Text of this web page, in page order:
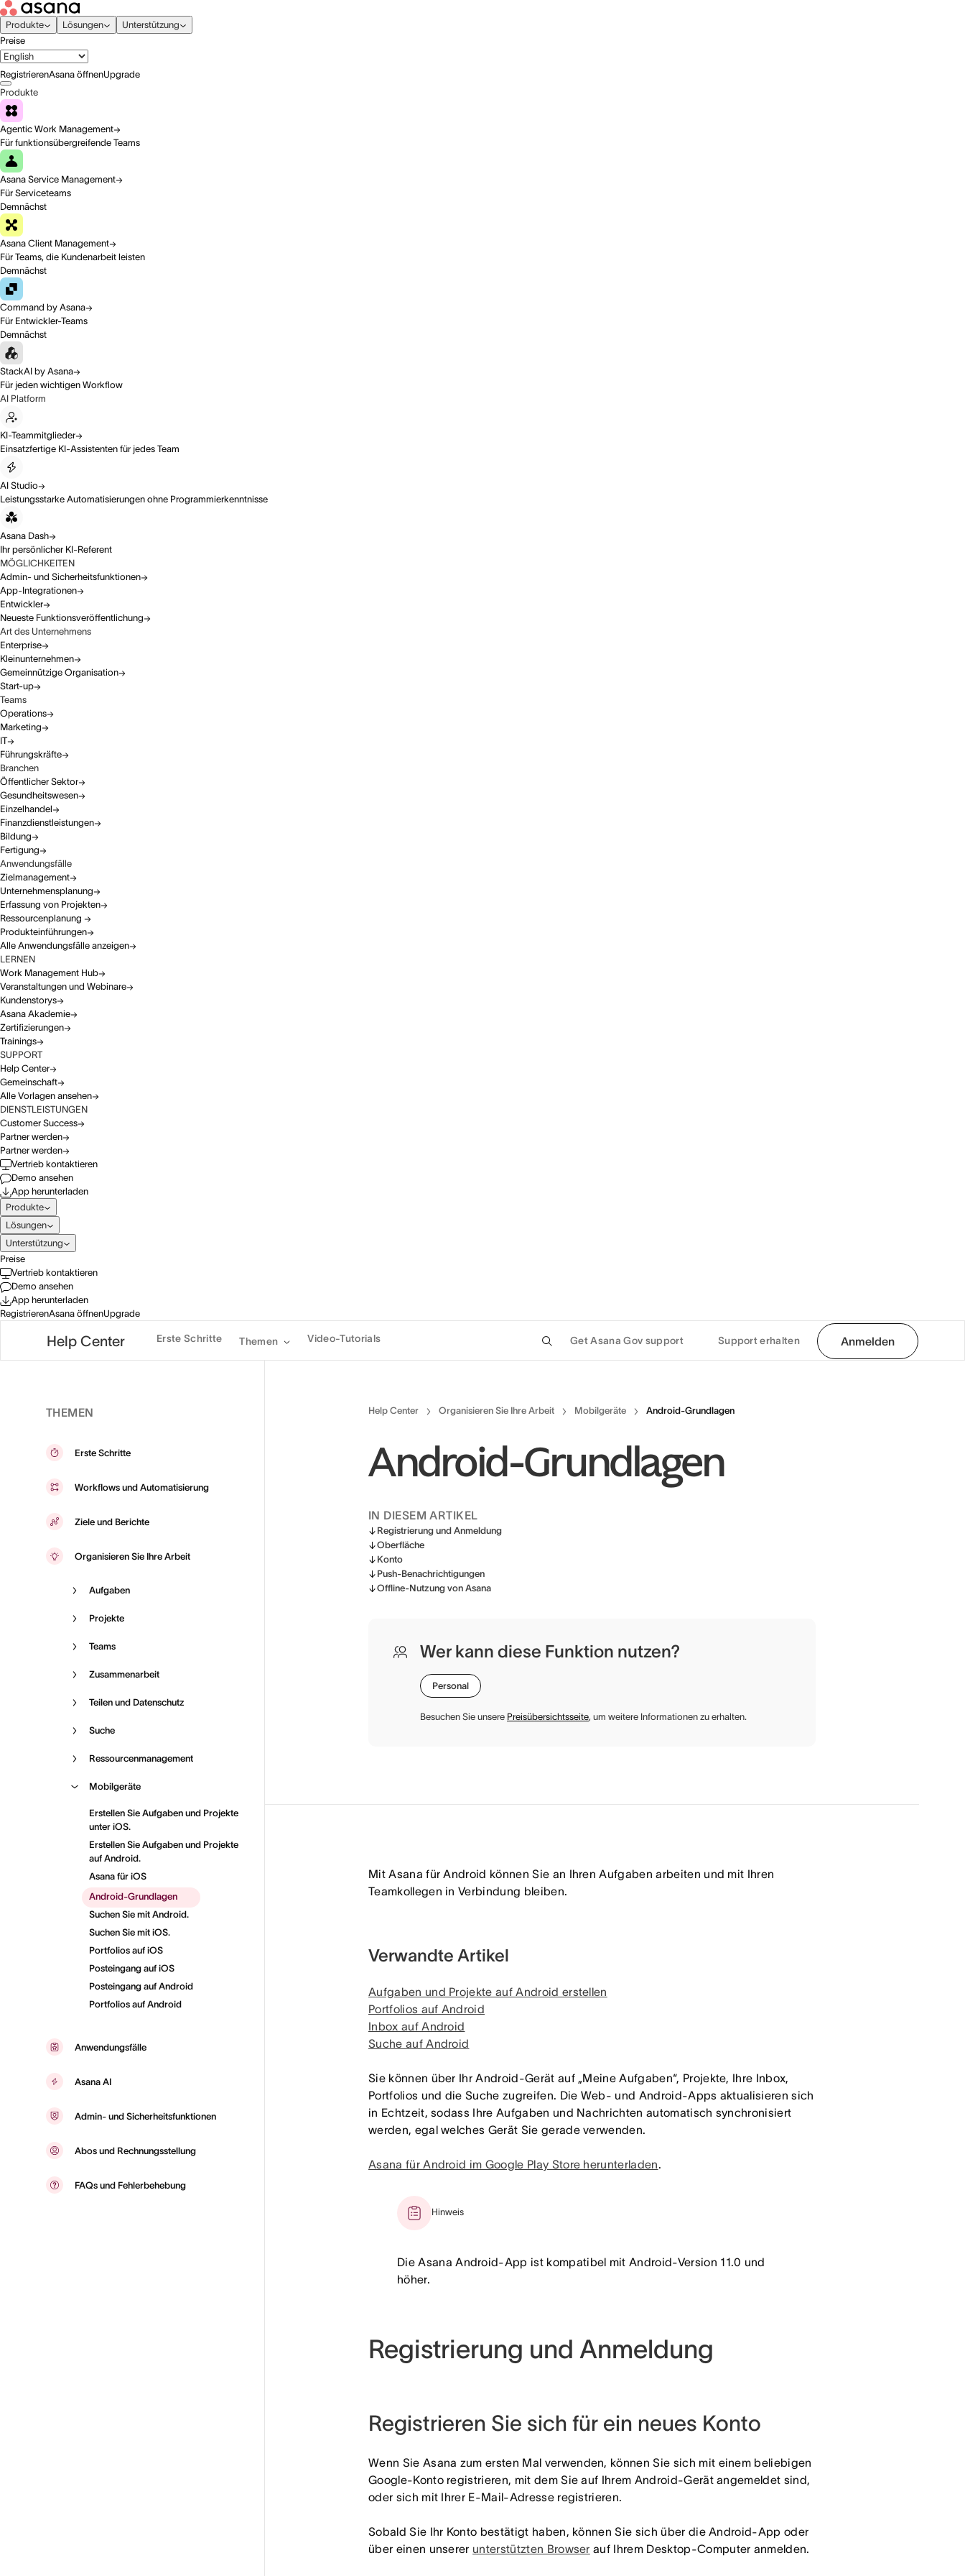
Produkte Lösungen
Unterstützung
Preise
RegistrierenAsana öffnenUpgrade
Produkte
Agentic Work Management
Für funktionsübergreifende Teams
Asana Service Management
Für Serviceteams
Demnächst
Asana Client Management
Für Teams, die Kundenarbeit leisten
Demnächst
Command by Asana
Für Entwickler-Teams
Demnächst
StackAI by Asana
Für jeden wichtigen Workflow
AI Platform
KI-Teammitglieder
Einsatzfertige KI-Assistenten für jedes Team
AI Studio
Leistungsstarke Automatisierungen ohne Programmierkenntnisse
Asana Dash
Ihr persönlicher KI-Referent
MÖGLICHKEITEN
Admin- und Sicherheitsfunktionen
App-Integrationen
Entwickler
Neueste Funktionsveröffentlichung
Art des Unternehmens
Enterprise
Kleinunternehmen
Gemeinnützige Organisation
Start-up
Teams
Operations
Marketing
IT
Führungskräfte
Branchen
Öffentlicher Sektor
Gesundheitswesen
Einzelhandel
Finanzdienstleistungen
Bildung
Fertigung
Anwendungsfälle
Zielmanagement
Unternehmensplanung
Erfassung von Projekten
Ressourcenplanung
Produkteinführungen
Alle Anwendungsfälle anzeigen
LERNEN
Work Management Hub
Veranstaltungen und Webinare
Kundenstorys
Asana Akademie
Zertifizierungen
Trainings
SUPPORT
Help Center
Gemeinschaft
Alle Vorlagen ansehen
DIENSTLEISTUNGEN
Customer Success
Partner werden
Partner werden
Vertrieb kontaktieren
Demo ansehen
App herunterladen
Produkte
Lösungen
Unterstützung
Preise
Vertrieb kontaktieren
Demo ansehen
App herunterladen
RegistrierenAsana öffnenUpgrade
Help Center Erste Schritte Themen Video-Tutorials Get Asana Gov support Support erhalten Anmelden
THEMEN
Erste Schritte
Workflows und Automatisierung
Ziele und Berichte
Organisieren Sie Ihre Arbeit
Aufgaben
Projekte
Teams
Zusammenarbeit
Teilen und Datenschutz
Suche
Ressourcenmanagement
Mobilgeräte
Erstellen Sie Aufgaben und Projekte
unter iOS.
Erstellen Sie Aufgaben und Projekte
auf Android.
Asana für iOS
Android-Grundlagen
Suchen Sie mit Android.
Suchen Sie mit iOS.
Portfolios auf iOS
Posteingang auf iOS
Posteingang auf Android
Portfolios auf Android
Anwendungsfälle
Asana AI
Admin- und Sicherheitsfunktionen
Abos und Rechnungsstellung
FAQs und Fehlerbehebung
Help Center Organisieren Sie Ihre Arbeit Mobilgeräte Android-Grundlagen
Android-Grundlagen
IN DIESEM ARTIKEL
Registrierung und Anmeldung
Oberfläche
Konto
Push-Benachrichtigungen
Offline-Nutzung von Asana
Wer kann diese Funktion nutzen?
Personal
Besuchen Sie unsere Preisübersichtsseite, um weitere Informationen zu erhalten.
Mit Asana für Android können Sie an Ihren Aufgaben arbeiten und mit Ihren
Teamkollegen in Verbindung bleiben.
Verwandte Artikel
Aufgaben und Projekte auf Android erstellen
Portfolios auf Android
Inbox auf Android
Suche auf Android
Sie können über Ihr Android-Gerät auf „Meine Aufgaben“, Projekte, Ihre Inbox,
Portfolios und die Suche zugreifen. Die Web- und Android-Apps aktualisieren sich
in Echtzeit, sodass Ihre Aufgaben und Nachrichten automatisch synchronisiert
werden, egal welches Gerät Sie gerade verwenden.
Asana für Android im Google Play Store herunterladen.
Hinweis
Die Asana Android-App ist kompatibel mit Android-Version 11.0 und
höher.
Registrierung und Anmeldung
Registrieren Sie sich für ein neues Konto
Wenn Sie Asana zum ersten Mal verwenden, können Sie sich mit einem beliebigen
Google-Konto registrieren, mit dem Sie auf Ihrem Android-Gerät angemeldet sind,
oder sich mit Ihrer E-Mail-Adresse registrieren.
Sobald Sie Ihr Konto bestätigt haben, können Sie sich über die Android-App oder
über einen unserer unterstützten Browser auf Ihrem Desktop-Computer anmelden.